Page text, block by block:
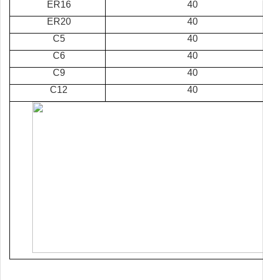
ER16
40
ER20
40
C5
40
C6
40
C9
40
C12
40